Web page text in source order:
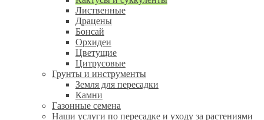
Лиственные
Драцены
Бонсай
Орхидеи
Цветущие
Цитрусовые
Грунты и инструменты
Земля для пересадки
Камни
Газонные семена
Наши услуги по пересадке и уходу за растениями